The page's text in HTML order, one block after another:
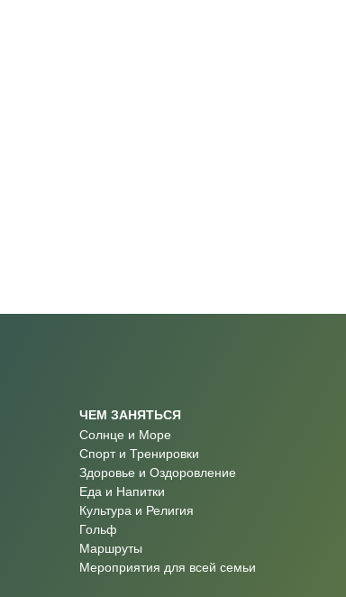
ЧЕМ ЗАНЯТЬСЯ
Солнце и Море
Спорт и Тренировки
Здоровье и Оздоровление
Еда и Напитки
Культура и Религия
Гольф
Маршруты
Мероприятия для всей семьи